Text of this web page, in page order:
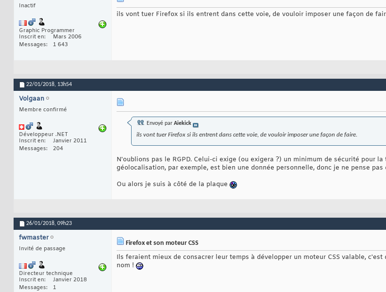
Inactif
Graphic Programmer
Inscrit en
Mars 2006
Messages
1 643
ils vont tuer Firefox si ils entrent dans cette voie, de vouloir imposer une façon de
22/01/2018, 13h54
Volgaan
Membre confirmé
Développeur .NET
Inscrit en
Janvier 2011
Messages
204
Envoyé par Aiekick
ils vont tuer Firefox si ils entrent dans cette voie, de vouloir imposer une façon de faire.
N'oublions pas le RGPD. Celui-ci exige (ou exigera ?) un minimum de sécurité pour
géolocalisation, par exemple, est bien une donnée personnelle, donc je ne pense pas
Ou alors je suis à côté de la plaque
26/01/2018, 09h23
fwmaster
Invité de passage
Directeur technique
Inscrit en
Janvier 2018
Messages
1
Firefox et son moteur CSS
Ils feraient mieux de consacrer leur temps à développer un moteur CSS valable,
nom !